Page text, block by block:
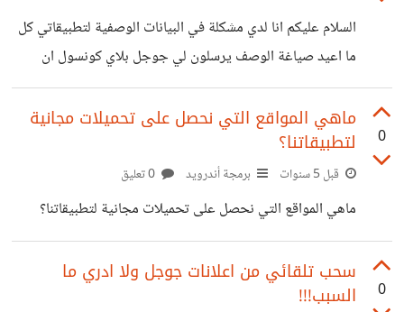
السلام عليكم انا لدي مشكلة في البيانات الوصفية لتطبيقاتي كل
ما اعيد صياغة الوصف يرسلون لي جوجل بلاي كونسول ان
لديك خطأ في البيانات الوصفية؟ علما ان المواصفات اللتي
وضعتها تطابق مواصفات تطبيقي
0
ماهي المواقع التي نحصل على تحميلات مجانية
لتطبيقاتنا؟
قبل 5 سنوات برمجة أندرويد
ماهي المواقع التي نحصل على تحميلات مجانية لتطبيقاتنا؟
0
سحب تلقائي من اعلانات جوجل ولا ادري ما
السبب!!!